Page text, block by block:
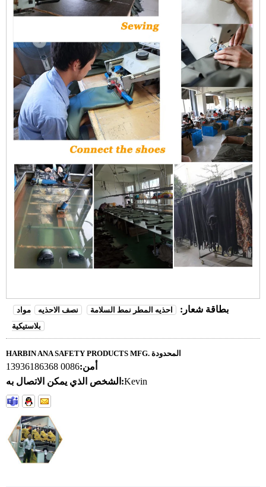
بطاقة شعار: احذيه المطر نمط السلامة نصف الاحذيه
مواد
بلاستيكية
HARBIN ANA SAFETY PRODUCTS MFG. المحدودة
أمن:0086 13936186368
الشخص الذي يمكن الاتصال به:Kevin